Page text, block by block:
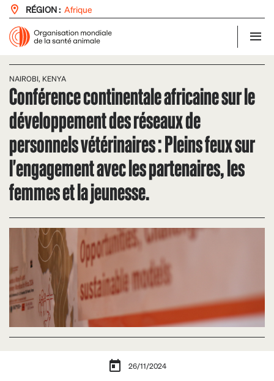
RÉGION : Afrique
NAIROBI, KENYA
Conférence continentale africaine sur le
développement des réseaux de
personnels vétérinaires : Pleins feux sur
l'engagement avec les partenaires, les
femmes et la jeunesse.
26/11/2024